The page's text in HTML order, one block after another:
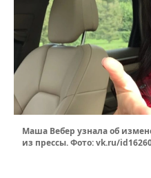
Маша Вебер узнала об
из прессы. Фото: vk.ru/